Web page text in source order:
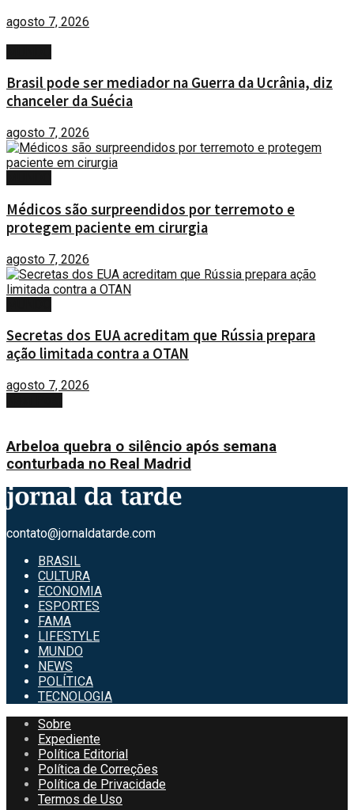
agosto 7, 2026
Brasil pode ser mediador na Guerra da Ucrânia, diz
chanceler da Suécia
agosto 7, 2026
Médicos são surpreendidos por terremoto e
protegem paciente em cirurgia
agosto 7, 2026
Secretas dos EUA acreditam que Rússia prepara
ação limitada contra a OTAN
agosto 7, 2026
Arbeloa quebra o silêncio após semana
conturbada no Real Madrid
contato@jornaldatarde.com
BRASIL
CULTURA
ECONOMIA
ESPORTES
FAMA
LIFESTYLE
MUNDO
NEWS
POLÍTICA
TECNOLOGIA
Sobre
Expediente
Política Editorial
Política de Correções
Política de Privacidade
Termos de Uso